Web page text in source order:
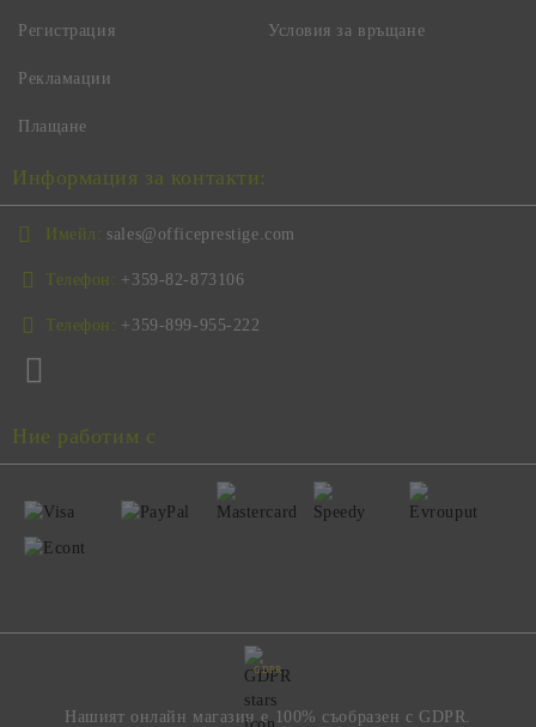
Регистрация Условия за връщане
Рекламации
Плащане
Информация за контакти:
Имейл: sales@officeprestige.com
Телефон: +359-82-873106
Телефон: +359-899-955-222
Ние работим с
GDPR
Нашият онлайн магазин е 100% съобразен с GDPR.